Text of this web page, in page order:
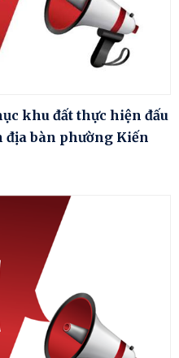
khu đất thực hiện đấu
địa bàn phường Kiến